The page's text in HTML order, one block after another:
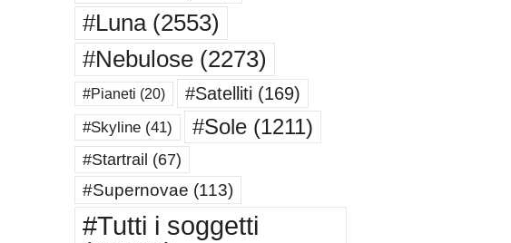
#Luna(2553)
#Nebulose(2273)
#Pianeti (20) #Satelliti (169)
#Skyline(41) #Sole(1211)
#Startrail (67)
#Supernovae (113)
#Tutti i soggetti